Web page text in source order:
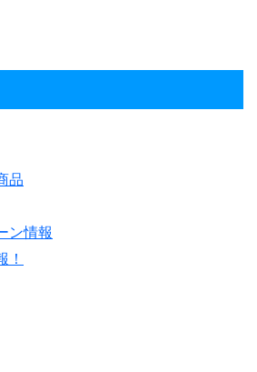
品
ン情報
！